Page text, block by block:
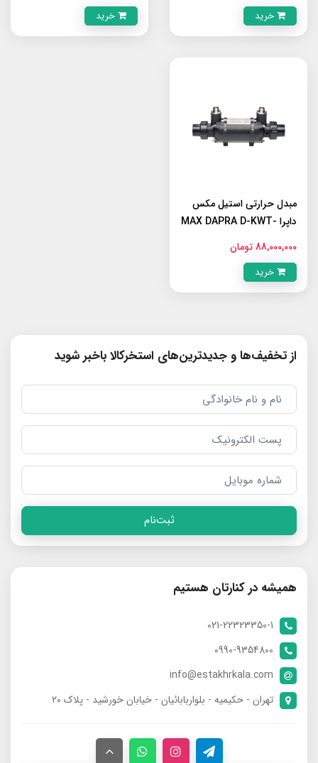
خرید خرید
مبدل حرارتی استیل مکس
داپرا MAX DAPRA D-KWT-
AISI 45
88,000,000 تومان
خرید
از تخفیف‌ها و جدیدترین‌های استخرکالا باخبر شوید
ثبت‌نام
همیشه در کنارتان هستیم
021-22323350-1
0990-9354800
info@estakhrkala.com
تهران - حکیمیه - بلواربابائیان - خیابان خورشید - پلاک ۲۰